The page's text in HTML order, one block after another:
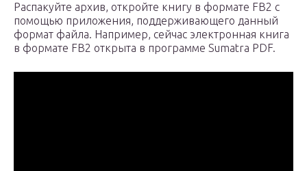
Распакуйте архив, откройте книгу в формате FB2 с
помощью приложения, поддерживающего данный
формат файла. Например, сейчас электронная книга
в формате FB2 открыта в программе Sumatra PDF.